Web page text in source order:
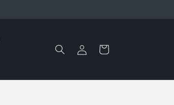
Connexion Panier